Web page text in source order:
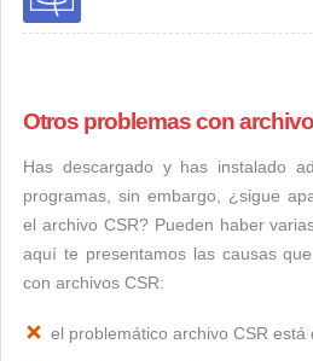
Otros problemas con
Has descargado y has instalado
programas, sin embargo, ¿sigue
el archivo CSR? Pueden haber
aquí te presentamos las causas
con archivos CSR:
el problemático archivo CSR está